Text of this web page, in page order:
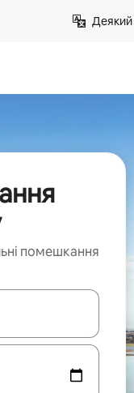
Деякий
помешкання
для